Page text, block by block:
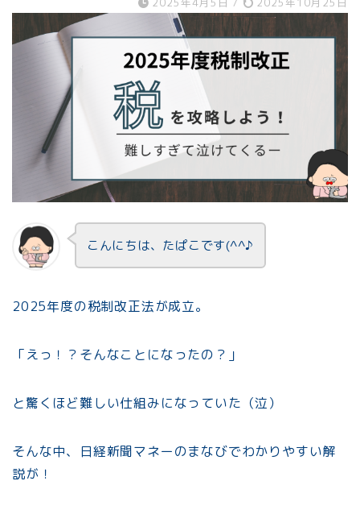
こんにちは、たぱこです(^^♪
2025年度の税制改正法が成立。
「えっ！？そんなことになったの？」
と驚くほど難しい仕組みになっていた（泣）
そんな中、日経新聞マネーのまなびでわかりやすい解
説が！